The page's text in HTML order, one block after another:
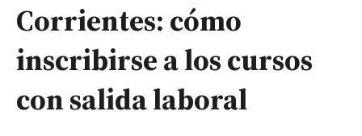
Corrientes: cómo
inscribirse a los cursos
con salida laboral